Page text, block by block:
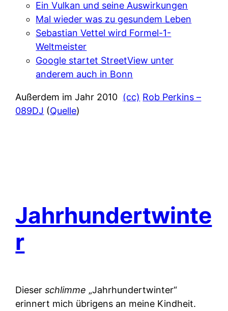
Ein Vulkan und seine Auswirkungen
Mal wieder was zu gesundem Leben
Sebastian Vettel wird Formel-1-
Weltmeister
Google startet StreetView unter
anderem auch in Bonn
Außerdem im Jahr 2010 (cc) Rob Perkins –
089DJ (Quelle)
Jahrhundertwinte
r
Dieserschlimme „Jahrhundertwinter“
erinnert mich übrigens an meine Kindheit.